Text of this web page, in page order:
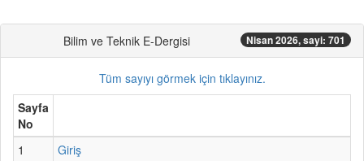
Bilim ve Teknik E-Dergisi Nisan 2026, sayi: 701
Tüm sayıyı görmek için tıklayınız.
Sayfa
No
1
Giriş